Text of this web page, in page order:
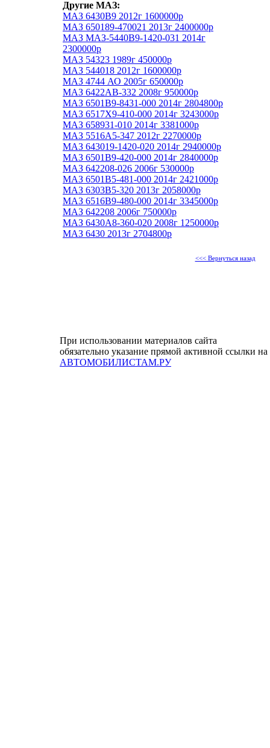
Другие МАЗ:
МАЗ 6430В9 2012г 1600000р
МАЗ 650189-470021 2013г 2400000р
МАЗ МАЗ-5440В9-1420-031 2014г
2300000р
МАЗ 54323 1989г 450000р
МАЗ 544018 2012г 1600000р
МАЗ 4744 АО 2005г 650000р
МАЗ 6422АВ-332 2008г 950000р
МАЗ 6501B9-8431-000 2014г 2804800р
МАЗ 6517Х9-410-000 2014г 3243000р
МАЗ 658931-010 2014г 3381000р
МАЗ 5516А5-347 2012г 2270000р
МАЗ 643019-1420-020 2014г 2940000р
МАЗ 6501B9-420-000 2014г 2840000р
МАЗ 642208-026 2006г 530000р
МАЗ 6501B5-481-000 2014г 2421000р
МАЗ 6303B5-320 2013г 2058000р
МАЗ 6516В9-480-000 2014г 3345000р
МАЗ 642208 2006г 750000р
МАЗ 6430A8-360-020 2008г 1250000р
МАЗ 6430 2013г 2704800р
<<< Вернуться назад
При использовании материалов сайта
обязательно указание прямой активной ссылки на
АВТОМОБИЛИСТАМ.РУ